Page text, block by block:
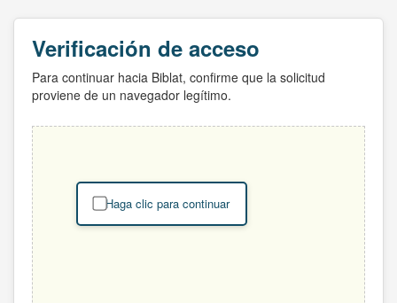
Verificación de acceso
Para continuar hacia Biblat, confirme que la solicitud
proviene de un navegador legítimo.
Haga clic para continuar